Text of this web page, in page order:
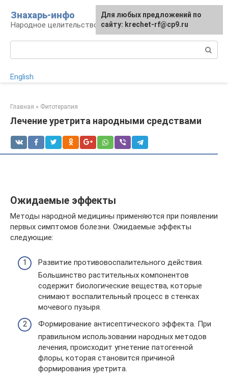
контенту
Знахарь-инфо
Народное целительство: рецепты и методы
English
Главная » Фитотерапия
Лечение уретрита народными средствами
Ожидаемые эффекты
Методы народной медицины применяются при появлении
первых симптомов болезни. Ожидаемые эффекты
следующие:
Развитие противовоспалительного действия.
Большинство растительных компонентов
содержит биологические вещества, которые
снимают воспалительный процесс в стенках
мочевого пузыря.
Формирование антисептического эффекта. При
правильном использовании народных методов
лечения, происходит угнетение патогенной
флоры, которая становится причиной
формирования уретрита.
Для любых предложений по
сайту: krechet-rf@cp9.ru